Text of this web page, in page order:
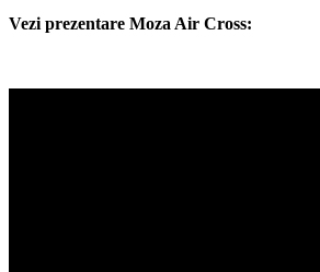
Vezi prezentare Moza Air Cross: